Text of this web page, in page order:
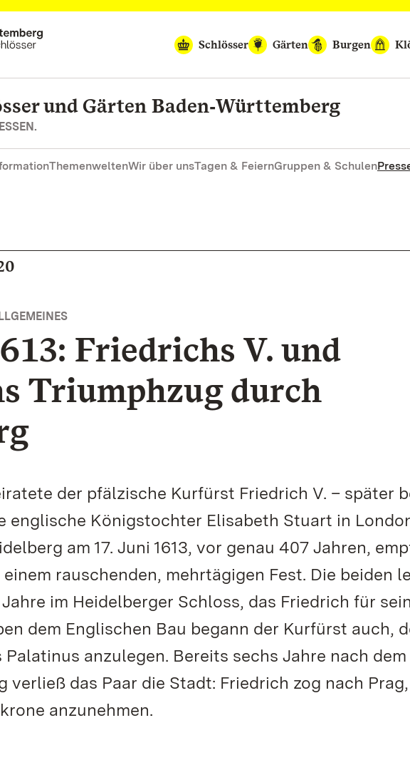
Schlösser
Gärten Burgen
und Gärten Baden‑Württemberg
ThemenweltenWir über unsTagen & FeiernGruppen & Schulen
Friedrichs V. und
Triumphzug durch
der pfälzische Kurfürst Friedrich V. – später
englische Königstochter Elisabeth Stuart in
am 17. Juni 1613, vor genau 407 Jahren,
rauschenden, mehrtägigen Fest. Die beiden
im Heidelberger Schloss, das Friedrich für
dem Englischen Bau begann der Kurfürst auch,
anzulegen. Bereits sechs Jahre nach dem
verließ das Paar die Stadt: Friedrich zog nach
anzunehmen.